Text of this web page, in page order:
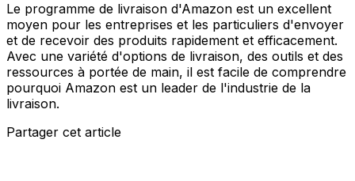
Le programme de livraison d'Amazon est un excellent
moyen pour les entreprises et les particuliers d'envoyer
et de recevoir des produits rapidement et efficacement.
Avec une variété d'options de livraison, des outils et des
ressources à portée de main, il est facile de comprendre
pourquoi Amazon est un leader de l'industrie de la
livraison.
Partager cet article